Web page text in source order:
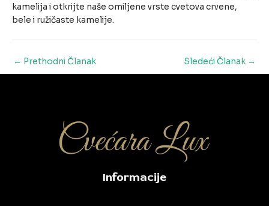
kamelija i otkrijte naše omiljene vrste cvetova crvene,
bele i ružičaste kamelije.
Post
← Prethodni Članak Sledeći Članak →
Informacije